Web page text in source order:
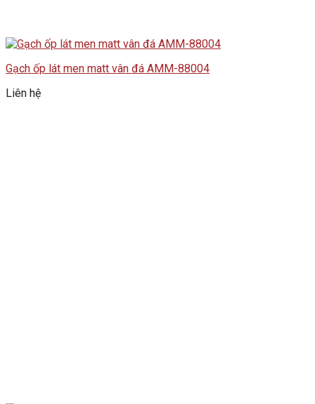
Gạch ốp lát men matt vân đá AMM-88004
Liên hệ